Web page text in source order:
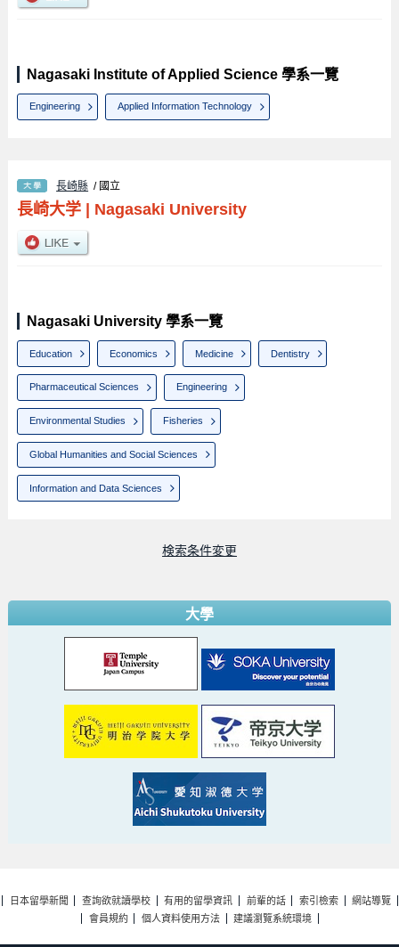
Nagasaki Institute of Applied Science 學系一覽
Engineering Applied Information Technology
長崎縣 / 國立
長崎大学| Nagasaki University
Nagasaki University 學系一覽
Education Economics Medicine Dentistry
Pharmaceutical Sciences Engineering
Environmental Studies Fisheries
Global Humanities and Social Sciences
Information and Data Sciences
検索条件変更
大學
日本留學新聞 查詢欲就讀學校 有用的留學資訊 前輩的話 索引檢索
網站導覽
會員規約
個人資料使用方法 建議瀏覽系統環境